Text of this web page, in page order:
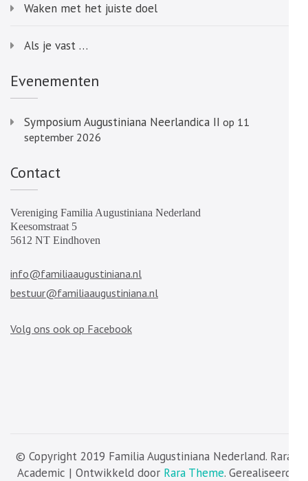
Waken met het juiste doel
Als je vast …
Evenementen
Symposium Augustiniana Neerlandica II op 11
september 2026
Contact
Vereniging Familia Augustiniana Nederland
Keesomstraat 5
5612 NT Eindhoven
info@familiaaugustiniana.nl
bestuur@familiaaugustiniana.nl
Volg ons ook op Facebook
© Copyright 2019 Familia Augustiniana Nederland. Rara
Academic | Ontwikkeld door Rara Theme. Gerealiseerd